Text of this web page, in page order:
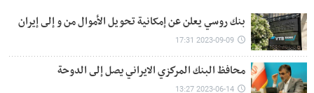
بنك روسي يعلن عن إمکانیة تحويل الأموال من و إلى إيران
2023-09-09 17:31
محافظ البنك المركزي الايراني یصل إلى الدوحة
2023-06-14 13:27